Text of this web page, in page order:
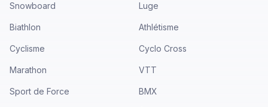
Snowboard Luge
Biathlon Athlétisme
Cyclisme Cyclo Cross
Marathon VTT
Sport de Force BMX